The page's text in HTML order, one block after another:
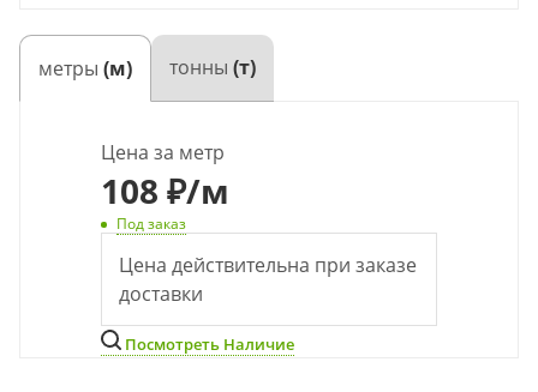
метры (м) тонны (т)
Цена за метр
108 ₽/м
Под заказ
Цена действительна при заказе
доставки
Посмотреть Наличие